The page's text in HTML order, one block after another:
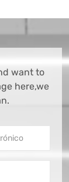
want to
here,we